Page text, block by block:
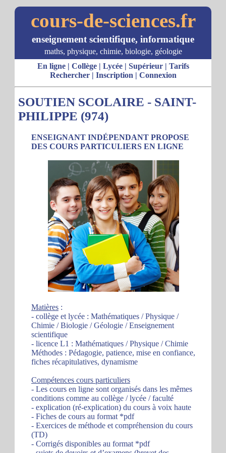
cours-de-sciences.fr
enseignement scientifique, informatique
maths, physique, chimie, biologie, géologie
En ligne| Collège| Lycée| Supérieur| Tarifs
Rechercher| Inscription | Connexion
SOUTIEN SCOLAIRE - SAINT-
PHILIPPE (974)
ENSEIGNANT INDÉPENDANT PROPOSE
DES COURS PARTICULIERS EN LIGNE
Matières :
- collège et lycée : Mathématiques / Physique /
Chimie / Biologie / Géologie / Enseignement
scientifique
- licence L1 : Mathématiques / Physique / Chimie
Méthodes : Pédagogie, patience, mise en confiance,
fiches récapitulatives, dynamisme
Compétences cours particuliers
- Les cours en ligne sont organisés dans les mêmes
conditions comme au collège / lycée / faculté
- explication (ré-explication) du cours à voix haute
- Fiches de cours au format *pdf
- Exercices de méthode et compréhension du cours
(TD)
- Corrigés disponibles au format *pdf